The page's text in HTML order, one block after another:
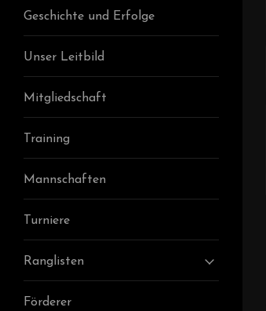
Geschichte und Erfolge
Unser Leitbild
Mitgliedschaft
Training
Mannschaften
Turniere
Ranglisten
Förderer